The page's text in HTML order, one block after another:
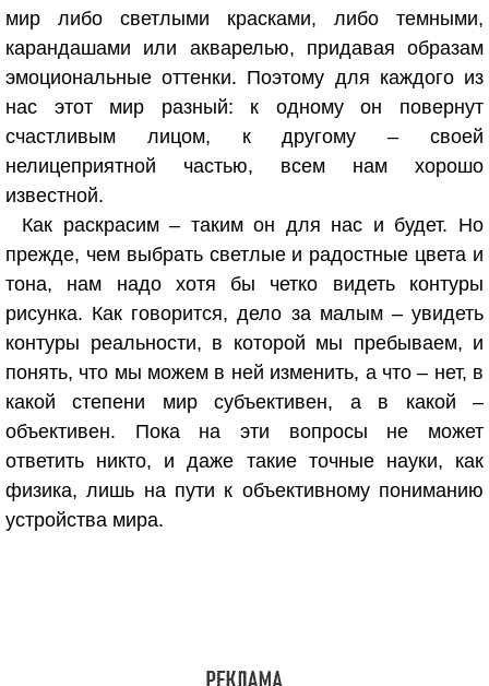
мир либо светлыми красками, либо темными,
карандашами или акварелью, придавая образам
эмоциональные оттенки. Поэтому для каждого из
нас этот мир разный: к одному он повернут
счастливым лицом, к другому – своей
нелицеприятной частью, всем нам хорошо
известной.
Как раскрасим – таким он для нас и будет. Но
прежде, чем выбрать светлые и радостные цвета и
тона, нам надо хотя бы четко видеть контуры
рисунка. Как говорится, дело за малым – увидеть
контуры реальности, в которой мы пребываем, и
понять, что мы можем в ней изменить, а что – нет, в
какой степени мир субъективен, а в какой –
объективен. Пока на эти вопросы не может
ответить никто, и даже такие точные науки, как
физика, лишь на пути к объективному пониманию
устройства мира.